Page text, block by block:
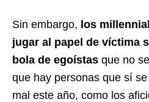
Sin embargo, los
jugar al papel de víctima
bola de egoístas que no
que hay personas que sí
mal este año, como los